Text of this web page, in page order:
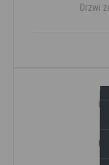
Drzwi